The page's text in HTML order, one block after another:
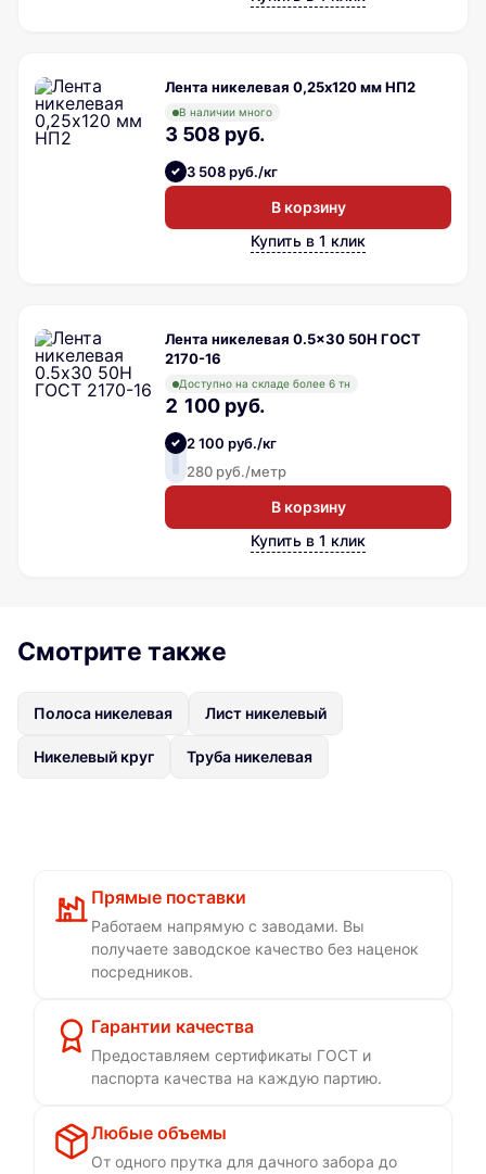
Лента никелевая 0,25х120 мм НП2
В наличии много
3 508 руб.
3 508 руб./кг
В корзину
Купить в 1 клик
Лента никелевая 0.5x30 50Н ГОСТ
2170-16
Доступно на складе более 6 тн
2 100 руб.
2 100 руб./кг
280 руб./метр
В корзину
Купить в 1 клик
Смотрите также
Полоса никелевая Лист никелевый
Никелевый круг Труба никелевая
Прямые поставки
Работаем напрямую с заводами. Вы
получаете заводское качество без наценок
посредников.
Гарантии качества
Предоставляем сертификаты ГОСТ и
паспорта качества на каждую партию.
Любые объемы
От одного прутка для дачного забора до